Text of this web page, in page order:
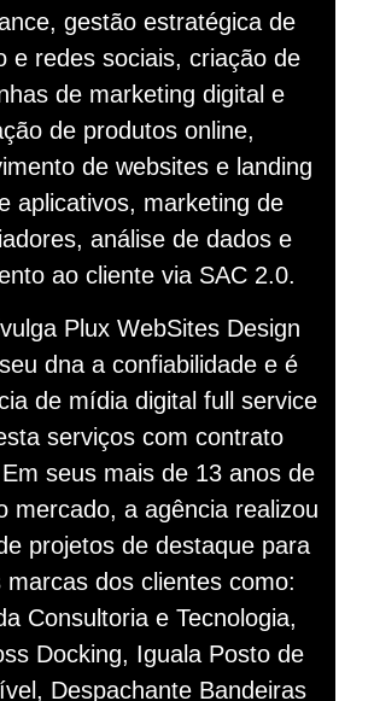
gestão estratégica de
e redes sociais, criação de
de marketing digital e
de produtos online,
de websites e landing
aplicativos, marketing de
análise de dados e
ao cliente via SAC 2.0.
Plux WebSites Design
dna a confiabilidade e é
de mídia digital full service
serviços com contrato
seus mais de 13 anos de
mercado, a agência realizou
projetos de destaque para
marcas dos clientes como:
Consultoria e Tecnologia,
Docking, Iguala Posto de
Despachante Bandeiras